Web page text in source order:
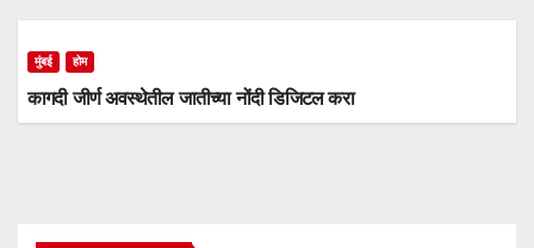
मुंबई होम
कागदी जीर्ण अवस्थेतील जातीच्या नोंदी डिजिटल करा